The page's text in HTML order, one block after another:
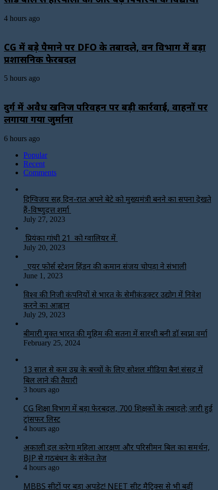
4 hours ago
CG में बड़े पैमाने पर DFO के तबादले, वन विभाग में बड़ा
प्रशासनिक फेरबदल
5 hours ago
दुर्ग में अवैध खनिज परिवहन पर बड़ी कार्रवाई, वाहनों पर
लगाया गया जुर्माना
6 hours ago
Popular
Recent
Comments
दिग्विजय सिंह दिन-रात अपने बेटे को मुख्यमंत्री बनने का सपना देखते
हैं-विष्णुदत्त शर्मा
July 27, 2023
प्रियंका गांधी 21 को ग्वालियर में
July 20, 2023
एयर फोर्स स्टेशन हिंडन की कमान संजय चोपड़ा ने संभाली
June 1, 2023
विश्‍व की निजी कंपनियों से भारत के सेमीकंडक्टर उद्योग में निवेश
करने का आह्वान
July 29, 2023
बीमारी मुक्त भारत की मुहिम की सतना में सारथी बनी डाॅ स्वप्ना वर्मा
February 25, 2024
13 साल से कम उम्र के बच्चों के लिए सोशल मीडिया बैन! संसद में
बिल लाने की तैयारी
3 hours ago
CG शिक्षा विभाग में बड़ा फेरबदल, 700 शिक्षकों के तबादले; जारी हुई
ट्रांसफर लिस्ट
4 hours ago
अकाली दल करेगा महिला आरक्षण और परिसीमन बिल का समर्थन,
BJP से गठबंधन के संकेत तेज
4 hours ago
MBBS सीटों पर बड़ा अपडेट! NEET सीट मैट्रिक्स से भी बढ़ीं